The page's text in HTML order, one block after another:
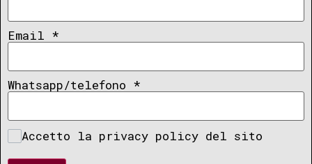
Email *
Whatsapp/telefono *
Accetto la privacy policy del sito